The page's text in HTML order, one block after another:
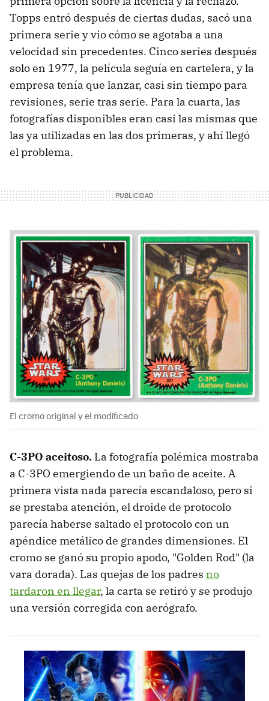
Topps entró después de ciertas dudas, sacó una
primera serie y vio cómo se agotaba a una
velocidad sin precedentes. Cinco series después
solo en 1977, la película seguía en cartelera, y la
empresa tenía que lanzar, casi sin tiempo para
revisiones, serie tras serie. Para la cuarta, las
fotografías disponibles eran casi las mismas que
las ya utilizadas en las dos primeras, y ahí llegó
el problema.
El cromo original y el modificado
C-3PO aceitoso. La fotografía polémica mostraba
a C-3PO emergiendo de un baño de aceite. A
primera vista nada parecía escandaloso, pero si
se prestaba atención, el droide de protocolo
parecía haberse saltado el protocolo con un
apéndice metálico de grandes dimensiones. El
cromo se ganó su propio apodo, "Golden Rod" (la
vara dorada). Las quejas de los padres no
tardaron en llegar, la carta se retiró y se produjo
una versión corregida con aerógrafo.